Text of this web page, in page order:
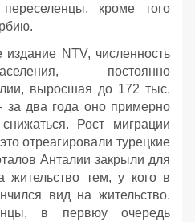
переселенцы, кроме того
издание NTV, численность
постоянно
выросшая до 172 тыс.
за два года оно примерно
Рост миграции
отреагировали турецкие
Анталии закрыли для
жительство тем, у кого в
вид на жительство.
в первюу очередь